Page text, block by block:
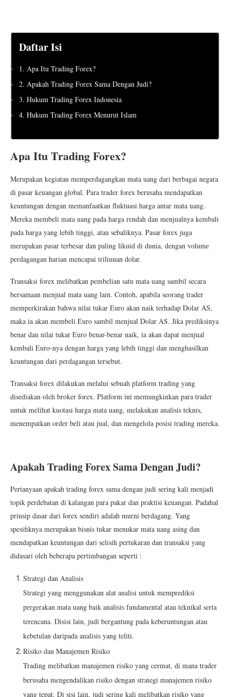
Daftar Isi
1. Apa Itu Trading Forex?
2. Apakah Trading Forex Sama Dengan Judi?
3. Hukum Trading Forex Indonesia
4. Hukum Trading Forex Menurut Islam
Apa Itu Trading Forex?
Merupakan kegiatan memperdagangkan mata uang dari berbagai negara
di pasar keuangan global. Para trader forex berusaha mendapatkan
keuntungan dengan memanfaatkan fluktuasi harga antar mata uang.
Mereka membeli mata uang pada harga rendah dan menjualnya kembali
pada harga yang lebih tinggi, atau sebaliknya. Pasar forex juga
merupakan pasar terbesar dan paling likuid di dunia, dengan volume
perdagangan harian mencapai triliunan dolar.
Transaksi forex melibatkan pembelian satu mata uang sambil secara
bersamaan menjual mata uang lain. Contoh, apabila seorang trader
memperkirakan bahwa nilai tukar Euro akan naik terhadap Dolar AS,
maka ia akan membeli Euro sambil menjual Dolar AS. Jika prediksinya
benar dan nilai tukar Euro benar-benar naik, ia akan dapat menjual
kembali Euro-nya dengan harga yang lebih tinggi dan menghasilkan
keuntungan dari perdagangan tersebut.
Transaksi forex dilakukan melalui sebuah platform trading yang
disediakan oleh broker forex. Platform ini memungkinkan para trader
untuk melihat kuotasi harga mata uang, melakukan analisis teknis,
menempatkan order beli atau jual, dan mengelola posisi trading mereka.
Apakah Trading Forex Sama Dengan Judi?
Pertanyaan apakah trading forex sama dengan judi sering kali menjadi
topik perdebatan di kalangan para pakar dan praktisi keuangan. Padahal
prinsip dasar dari forex sendiri adalah murni berdagang. Yang
spesifiknya merupakan bisnis tukar menukar mata uang asing dan
mendapatkan keuntungan dari selisih pertukaran dan transaksi yang
didasari oleh beberapa pertimbangan seperti :
Strategi dan Analisis
Strategi yang menggunakan alat analisi untuk memprediksi
pergerakan mata uang baik analisis fundamental atau teknikal serta
terencana. Disisi lain, judi bergantung pada keberuntungan atau
kebetulan daripada analisis yang teliti.
Risiko dan Manajemen Risiko
Trading melibatkan manajemen risiko yang cermat, di mana trader
berusaha mengendalikan risiko dengan strategi manajemen risiko
yang tepat. Di sisi lain, judi sering kali melibatkan risiko yang